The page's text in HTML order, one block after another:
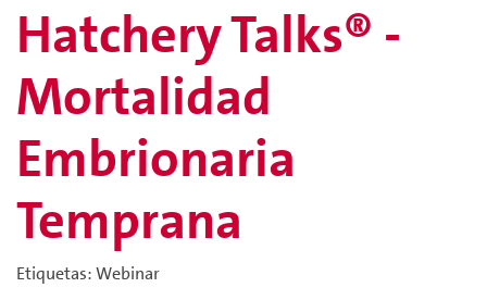
Hatchery Talks® -
Mortalidad
Embrionaria
Temprana
Etiquetas:Webinar